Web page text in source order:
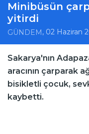
Minibüsün
yitirdi
GÜNDEM , 02 Haziran
Sakarya'nın
aracının çarparak
bisikletli çocuk,
kaybetti.